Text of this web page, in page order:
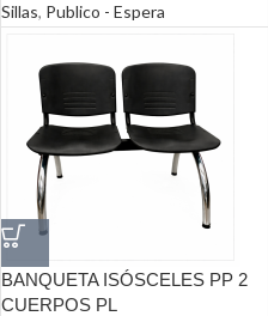
Sillas, Publico - Espera
BANQUETA ISÓSCELES PP 2
CUERPOS PL